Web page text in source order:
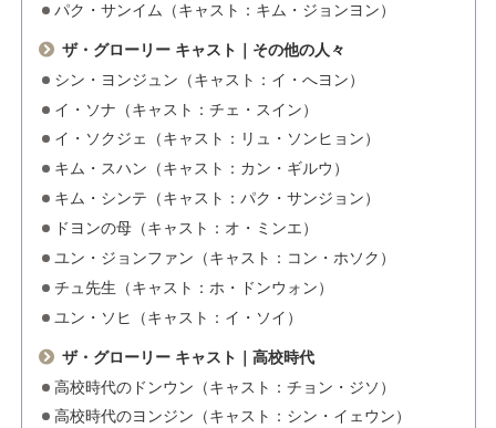
パク・サンイム（キャスト：キム・ジョンヨン）
ザ・グローリー キャスト｜その他の人々
シン・ヨンジュン（キャスト：イ・へヨン）
イ・ソナ（キャスト：チェ・スイン）
イ・ソクジェ（キャスト：リュ・ソンヒョン）
キム・スハン（キャスト：カン・ギルウ）
キム・シンテ（キャスト：パク・サンジョン）
ドヨンの母（キャスト：オ・ミンエ）
ユン・ジョンファン（キャスト：コン・ホソク）
チュ先生（キャスト：ホ・ドンウォン）
ユン・ソヒ（キャスト：イ・ソイ）
ザ・グローリー キャスト｜高校時代
高校時代のドンウン（キャスト：チョン・ジソ）
高校時代のヨンジン（キャスト：シン・イェウン）